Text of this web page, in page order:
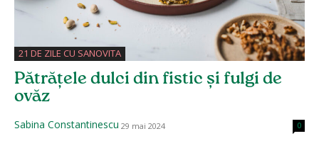
21 DE ZILE CU SANOVITA
Pătrățele dulci din fistic și fulgi de
ovăz
Sabina Constantinescu 29 mai 2024 0